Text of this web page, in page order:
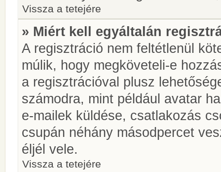
Vissza a tetejére
» Miért kell egyáltalán
A regisztráció nem feltétlenül
múlik, hogy megköveteli-e
a regisztrációval plusz
számodra, mint például avatar
e-mailek küldése, csatlakozás
csupán néhány másodpercet
éljél vele.
Vissza a tetejére